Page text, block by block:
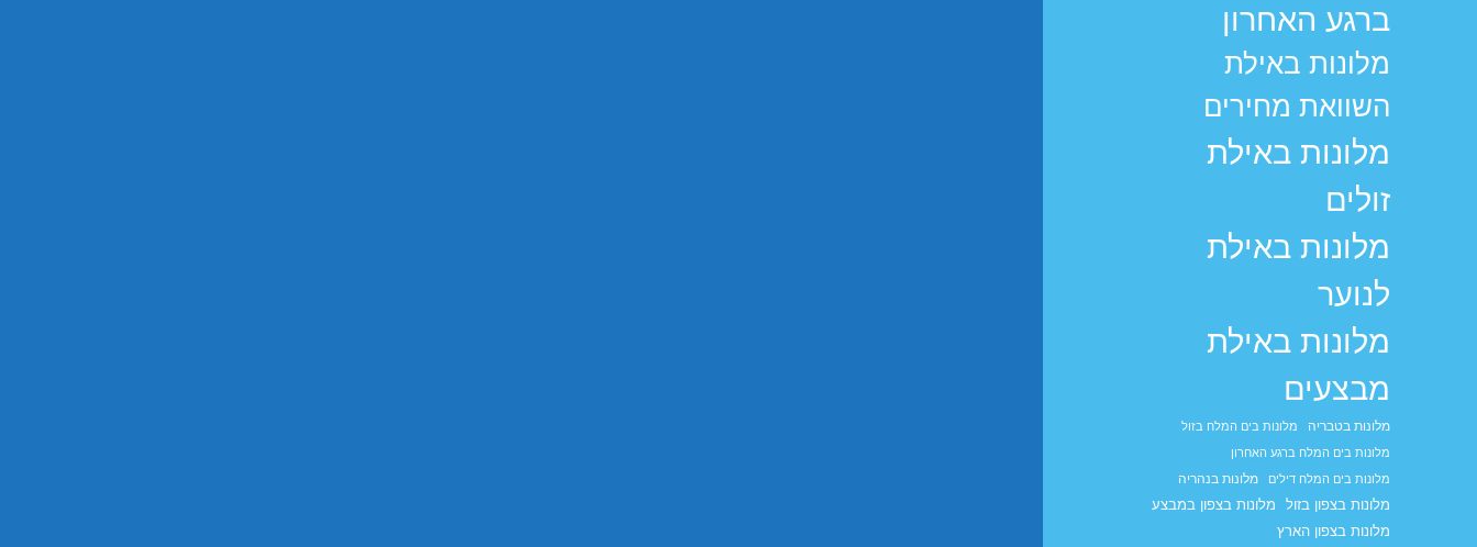
ברגע האחרון
מלונות באילת
השוואת מחירים
מלונות באילת
זולים
מלונות באילת
לנוער
מלונות באילת
מבצעים
מלונות בטבריה
מלונות בים המלח בזול
מלונות בים המלח ברגע האחרון
מלונות בים המלח דילים
מלונות בנהריה
מלונות בצפון בזול
מלונות בצפון במבצע
מלונות בצפון הארץ